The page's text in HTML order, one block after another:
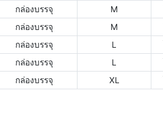
กล่องบรรจุ
M
กล่องบรรจุ
M
กล่องบรรจุ
L
กล่องบรรจุ
L
กล่องบรรจุ
XL